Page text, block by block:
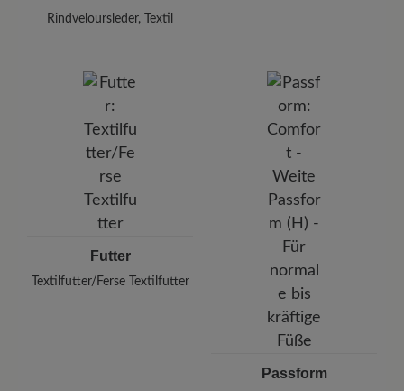
Rindveloursleder, Textil
Futter
Textilfutter/Ferse Textilfutter
Passform